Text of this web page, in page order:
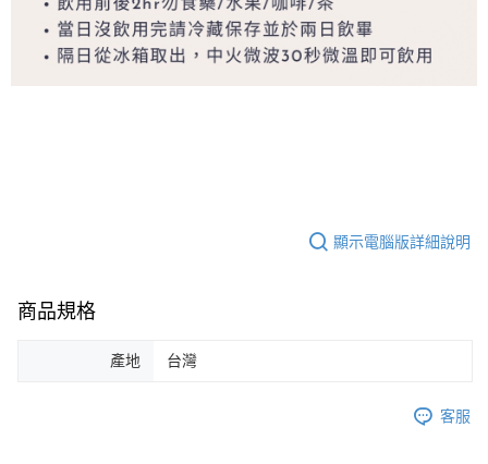
顯示電腦版詳細說明
商品規格
產地 台灣
客服